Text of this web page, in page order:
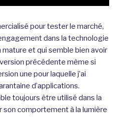
pour tester le marché,
dans la technologie
mature et qui semble bien avoir
précédente même si
une pour laquelle j’ai
d’applications.
toujours être utilisé dans la
son comportement à la lumière